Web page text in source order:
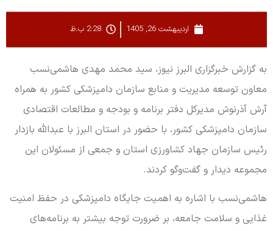
اردیبهشت 26, 1405 2:28 ب.ظ
به گزارش خبرگزاری البرز نیوز، سید محمد مهدی هاشمی‌نسب
معاون توسعه مدیریت و منابع سازمان دامپزشکی کشور به همراه
آرش آذرنوش مدیرکل دفتر برنامه و بودجه و مطالعات اقتصادی
سازمان دامپزشکی کشور، با حضور در استان البرز با عبدالله بازدار
رئیس سازمان جهاد کشاورزی استان و جمعی از مسئولان این
مجموعه دیدار و گفت‌وگو کردند.
هاشمی‌نسب با اشاره به اهمیت جایگاه دامپزشکی در حفظ امنیت
غذایی و سلامت جامعه، بر ضرورت توجه بیشتر به برنامه‌های